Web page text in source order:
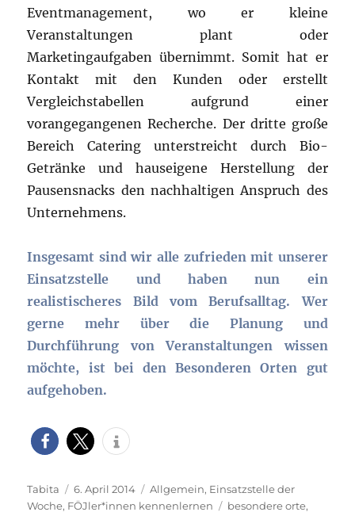
Eventmanagement, wo er kleine
Veranstaltungen plant oder
Marketingaufgaben übernimmt. Somit hat er
Kontakt mit den Kunden oder erstellt
Vergleichstabellen aufgrund einer
vorangegangenen Recherche. Der dritte große
Bereich Catering unterstreicht durch Bio-
Getränke und hauseigene Herstellung der
Pausensnacks den nachhaltigen Anspruch des
Unternehmens.
Insgesamt sind wir alle zufrieden mit unserer
Einsatzstelle und haben nun ein
realistischeres Bild vom Berufsalltag. Wer
gerne mehr über die Planung und
Durchführung von Veranstaltungen wissen
möchte, ist bei den Besonderen Orten gut
aufgehoben.
Autor
Tabita
Veröffentlicht
am
6. April 2014 Kategorien
Allgemein, Einsatzstelle der
Woche, FÖJler*innen kennenlernen Schlagwörter
besondere orte,